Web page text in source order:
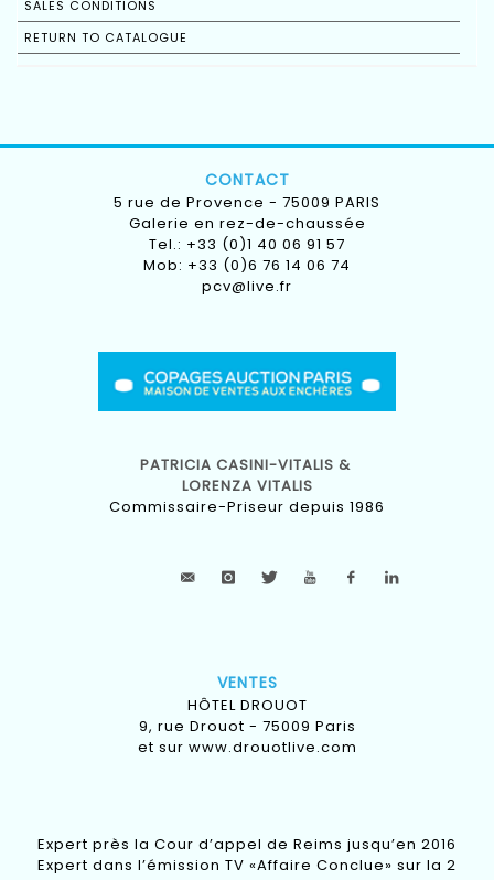
SALES CONDITIONS
RETURN TO CATALOGUE
CONTACT
5 rue de Provence - 75009 PARIS
Galerie en rez-de-chaussée
Tel.: +33 (0)1 40 06 91 57
Mob: +33 (0)6 76 14 06 74
pcv@live.fr
PATRICIA CASINI-VITALIS &
LORENZA VITALIS
Commissaire-Priseur depuis 1986
VENTES
HÔTEL DROUOT
9, rue Drouot - 75009 Paris
et sur www.drouotlive.com
Expert près la Cour d’appel de Reims jusqu’en 2016
Expert dans l’émission TV «Affaire Conclue» sur la 2